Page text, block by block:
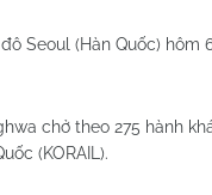
Seoul (Hàn Quốc) hôm
chở theo 275 hành
(KORAIL).